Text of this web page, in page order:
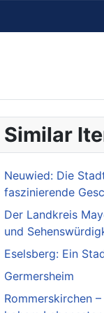
Similar
Neuwied: Die
faszinierende
Der Landkreis
und
Eselsberg: Ein
Germersheim
Rommerskirchen